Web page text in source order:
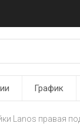
График
Lanos правая